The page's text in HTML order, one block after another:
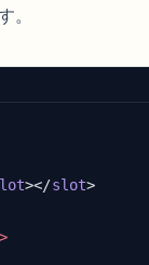
。
></slot
>